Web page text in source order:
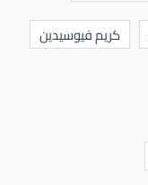
كريم فيوسيدين